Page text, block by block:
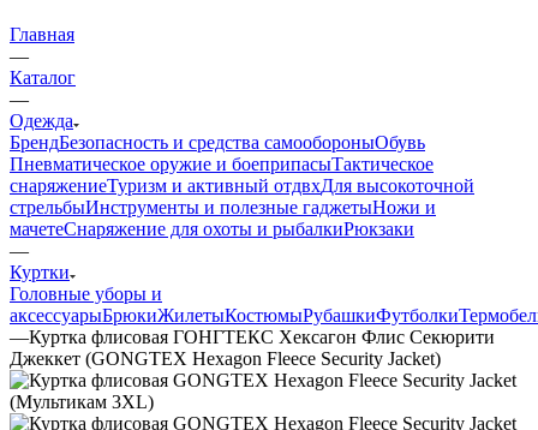
Главная
—
Каталог
—
Одежда
БрендБезопасность и средства самообороныОбувь
Пневматическое оружие и боеприпасыТактическое
снаряжениеТуризм и активный отдвхДля высокоточной
стрельбыИнструменты и полезные гаджетыНожи и
мачетеСнаряжение для охоты и рыбалкиРюкзаки
—
Куртки
Головные уборы и
аксессуарыБрюкиЖилетыКостюмыРубашкиФутболки
—Куртка флисовая ГОНГТЕКС Хексагон Флис Секюрити
Джеккет (GONGTEX Hexagon Fleece Security Jacket)